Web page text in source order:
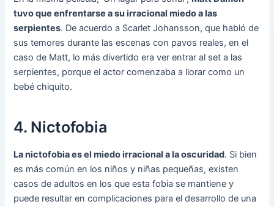
tuvo que enfrentarse a su irracional miedo a las
serpientes. De acuerdo a Scarlet Johansson, que habló de
sus temores durante las escenas con pavos reales, en el
caso de Matt, lo más divertido era ver entrar al set a las
serpientes, porque el actor comenzaba a llorar como un
bebé chiquito.
4. Nictofobia
La nictofobia es el miedo irracional a la oscuridad. Si bien
es más común en los niños y niñas pequeñas, existen
casos de adultos en los que esta fobia se mantiene y
puede resultar en complicaciones para el desarrollo de una